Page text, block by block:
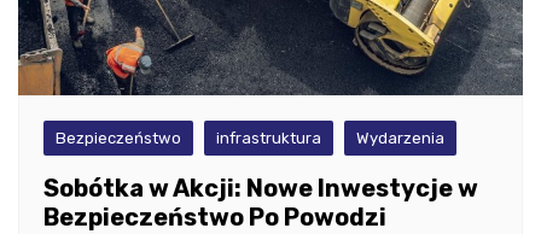
Bezpieczeństwo infrastruktura Wydarzenia
Sobótka w Akcji: Nowe Inwestycje w
Bezpieczeństwo Po Powodzi